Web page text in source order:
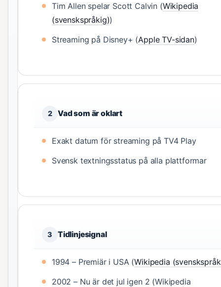
Tim Allen spelar Scott Calvin (Wikipedia
(svenskspråkig))
Streaming på Disney+ (Apple TV-sidan)
2 Vad som är oklart
Exakt datum för streaming på TV4 Play
Svensk textningsstatus på alla plattformar
3 Tidlinjesignal
1994 – Premiär i USA (Wikipedia
2002 – Nu är det jul igen 2 (Wikipedia